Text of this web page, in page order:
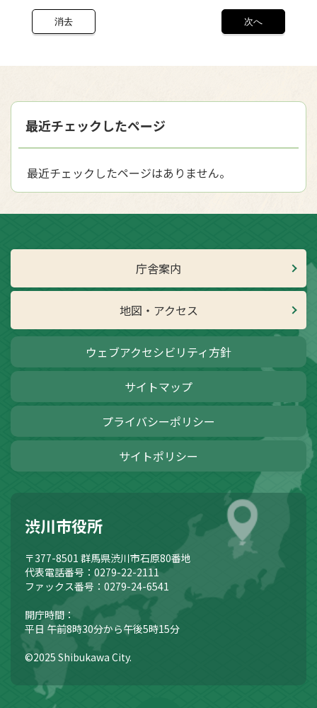
最近チェックしたページ
最近チェックしたページはありません。
庁舎案内
地図・アクセス
ウェブアクセシビリティ方針
サイトマップ
プライバシーポリシー
サイトポリシー
渋川市役所
〒377-8501 群馬県渋川市石原80番地
代表電話番号：0279-22-2111
ファックス番号：0279-24-6541
開庁時間：
平日 午前8時30分から午後5時15分
©2025 Shibukawa City.